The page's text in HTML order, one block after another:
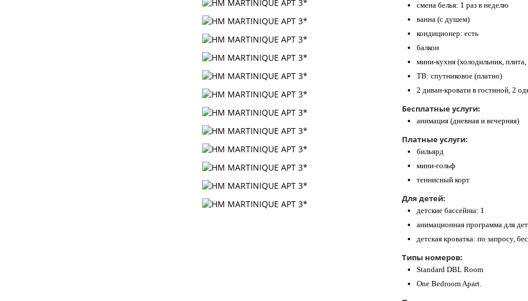
смена белья: 1 раз в неделю
ванна (с душем)
кондиционер: есть
балкон
мини-кухня (холодильник, плита,
ТВ: спутниковое (платно)
2 диван-кровати в гостиной, 2
Бесплатные услуги:
анимация (дневная и вечерняя)
Платные услуги:
бильярд
мини-гольф
теннисный корт
Для детей:
детские бассейны: 1
анимационная программа для
детская кроватка: по запросу,
Типы номеров:
Standard DBL Room
One Bedroom Apart.